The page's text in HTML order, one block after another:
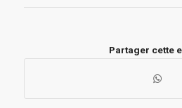
Partager cette